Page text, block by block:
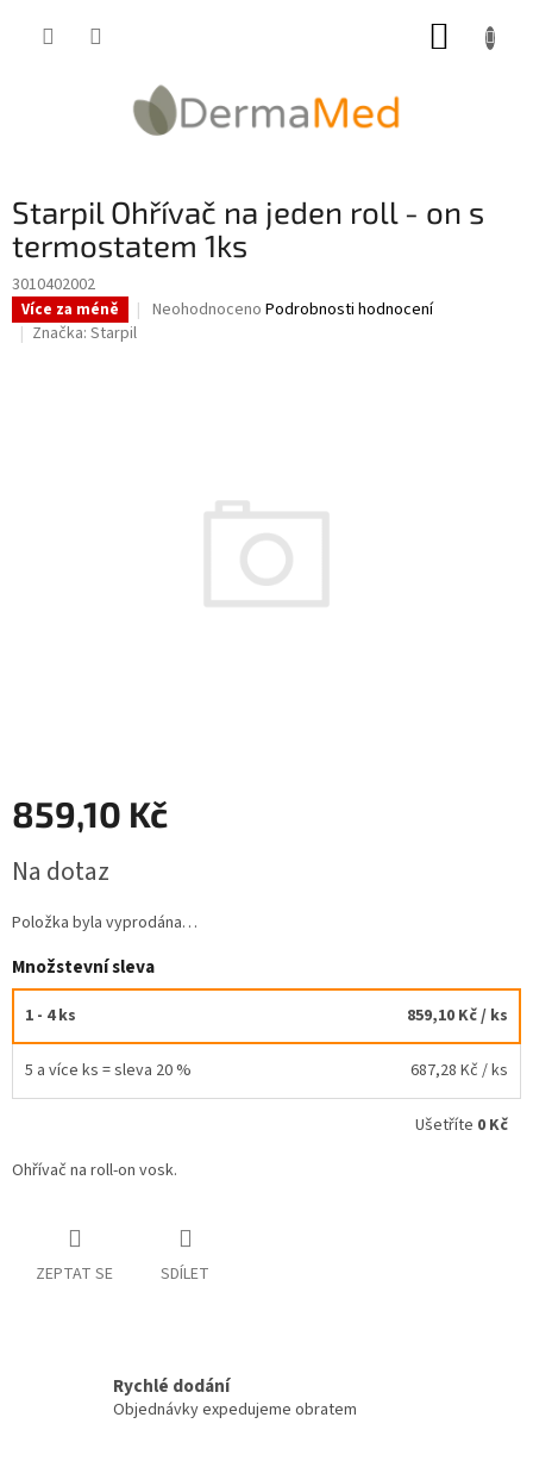
Starpil Ohřívač na jeden roll - on s
termostatem 1ks
3010402002
Více za méně
Průměrné
Neohodnoceno Podrobnosti hodnocení
Značka: Starpil
859,10 Kč
cena:
Na dotaz
Položka byla vyprodána…
Množstevní sleva
1 - 4 ks 859,10 Kč/ ks
5 a více ks = sleva 20 % 687,28 Kč / ks
Ušetříte 0 Kč
Ohřívač na roll-on vosk.
ZEPTAT SE SDÍLET
Rychlé dodání
Objednávky expedujeme obratem